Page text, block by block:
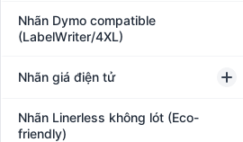
Nhãn Dymo compatible
(LabelWriter/4XL)
Nhãn giá điện tử
Nhãn Linerless không lót (Eco-
friendly)